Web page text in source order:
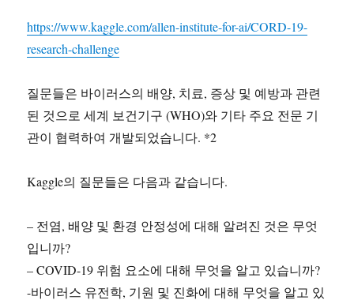
https://www.kaggle.com/allen-institute-for-ai/CORD-19-
research-challenge
질문들은 바이러스의 배양, 치료, 증상 및 예방과 관련
된 것으로 세계 보건기구 (WHO)와 기타 주요 전문 기
관이 협력하여 개발되었습니다. *2
Kaggle의 질문들은 다음과 같습니다.
– 전염, 배양 및 환경 안정성에 대해 알려진 것은 무엇
입니까?
– COVID-19 위험 요소에 대해 무엇을 알고 있습니까?
-바이러스 유전학, 기원 및 진화에 대해 무엇을 알고 있